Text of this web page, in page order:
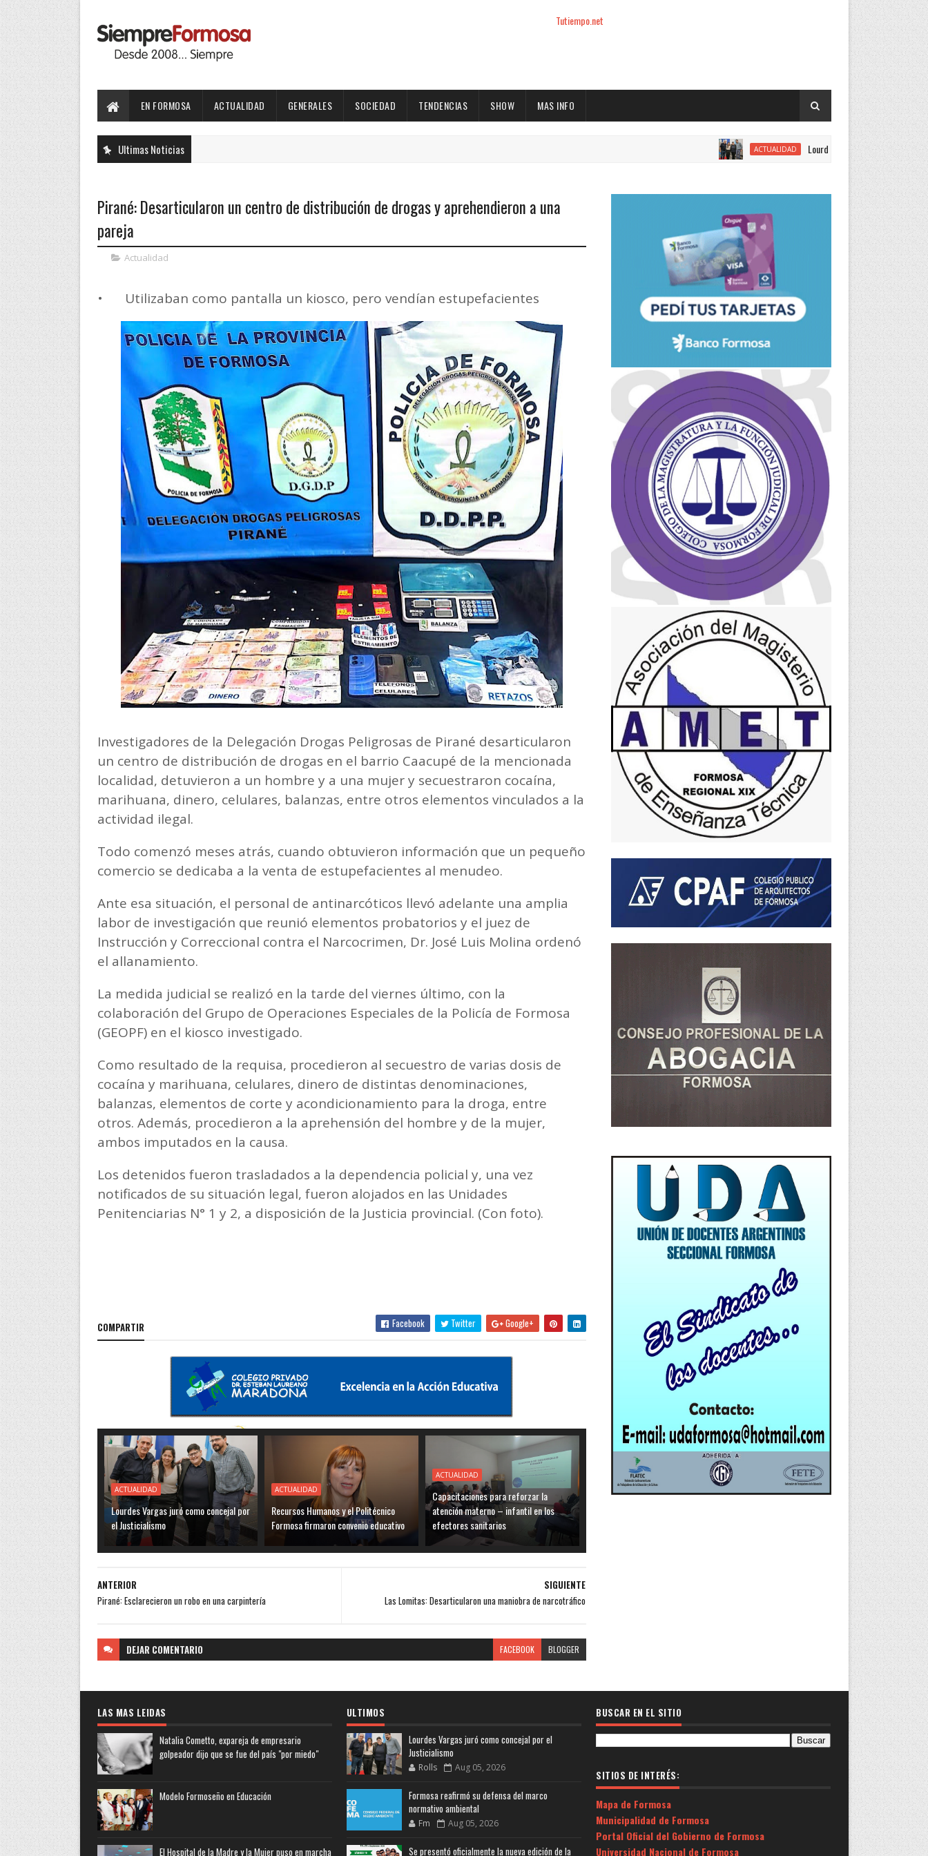
Tutiempo.net
EN FORMOSA ACTUALIDAD GENERALES SOCIEDAD TENDENCIAS SHOW MAS INFO
Ultimas Noticias ACTUALIDAD Lourdes Vargas juró como concejal por el
Pirané: Desarticularon un centro de distribución de drogas y aprehendieron a una
pareja
Actualidad
• Utilizaban como pantalla un kiosco, pero vendían estupefacientes
Investigadores de la Delegación Drogas Peligrosas de Pirané desarticularon
un centro de distribución de drogas en el barrio Caacupé de la mencionada
localidad, detuvieron a un hombre y a una mujer y secuestraron cocaína,
marihuana, dinero, celulares, balanzas, entre otros elementos vinculados a la
actividad ilegal.
Todo comenzó meses atrás, cuando obtuvieron información que un pequeño
comercio se dedicaba a la venta de estupefacientes al menudeo.
Ante esa situación, el personal de antinarcóticos llevó adelante una amplia
labor de investigación que reunió elementos probatorios y el juez de
Instrucción y Correccional contra el Narcocrimen, Dr. José Luis Molina ordenó
el allanamiento.
La medida judicial se realizó en la tarde del viernes último, con la
colaboración del Grupo de Operaciones Especiales de la Policía de Formosa
(GEOPF) en el kiosco investigado.
Como resultado de la requisa, procedieron al secuestro de varias dosis de
cocaína y marihuana, celulares, dinero de distintas denominaciones,
balanzas, elementos de corte y acondicionamiento para la droga, entre
otros. Además, procedieron a la aprehensión del hombre y de la mujer,
ambos imputados en la causa.
Los detenidos fueron trasladados a la dependencia policial y, una vez
notificados de su situación legal, fueron alojados en las Unidades
Penitenciarias N° 1 y 2, a disposición de la Justicia provincial. (Con foto).
COMPARTIR Facebook Twitter Google+
ACTUALIDAD
Lourdes Vargas juró como concejal por
el Justicialismo
ACTUALIDAD
Recursos Humanos y el Politécnico
Formosa firmaron convenio educativo
ACTUALIDAD
Capacitaciones para reforzar la
atención materno – infantil en los
efectores sanitarios
SIGUIENTE
Las Lomitas: Desarticularon una maniobra de narcotráfico
ANTERIOR
Pirané: Esclarecieron un robo en una carpintería
DEJAR COMENTARIO FACEBOOK BLOGGER
LAS MAS LEIDAS
Natalia Cometto, expareja de empresario
golpeador dijo que se fue del país "por miedo"
Modelo Formoseño en Educación
El Hospital de la Madre y la Mujer puso en marcha
ULTIMOS
Lourdes Vargas juró como concejal por el
Justicialismo
Rolls Aug 05, 2026
Formosa reafirmó su defensa del marco
normativo ambiental
Fm Aug 05, 2026
Se presentó oficialmente la nueva edición de la
BUSCAR EN EL SITIO
SITIOS DE INTERÉS:
Mapa de Formosa
Municipalidad de Formosa
Portal Oficial del Gobierno de Formosa
Universidad Nacional de Formosa